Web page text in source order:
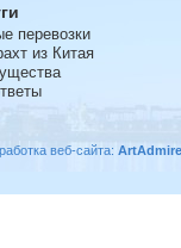
перевозки
из Китая
веб-сайта: